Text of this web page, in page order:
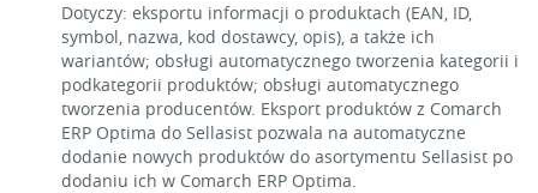
Dotyczy: eksportu informacji o produktach (EAN, ID,
symbol, nazwa, kod dostawcy, opis), a także ich
wariantów; obsługi automatycznego tworzenia kategorii i
podkategorii produktów; obsługi automatycznego
tworzenia producentów. Eksport produktów z Comarch
ERP Optima do Sellasist pozwala na automatyczne
dodanie nowych produktów do asortymentu Sellasist po
dodaniu ich w Comarch ERP Optima.